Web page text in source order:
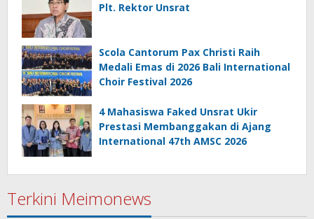
Plt. Rektor Unsrat
Scola Cantorum Pax Christi Raih
Medali Emas di 2026 Bali International
Choir Festival 2026
4 Mahasiswa Faked Unsrat Ukir
Prestasi Membanggakan di Ajang
International 47th AMSC 2026
Terkini Meimonews